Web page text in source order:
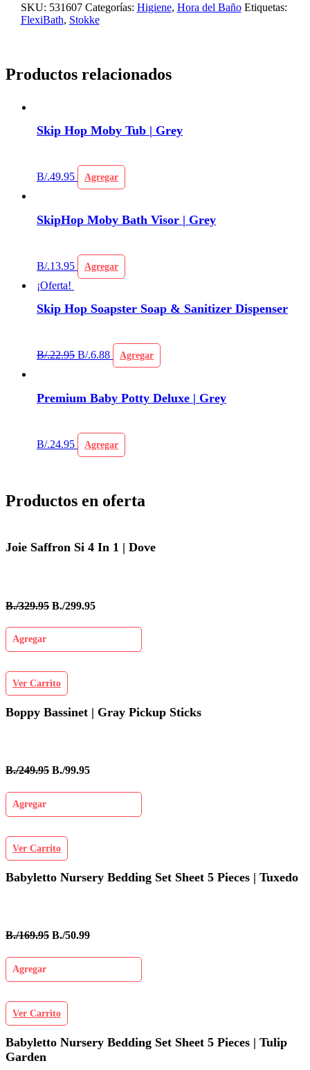
SKU: 531607 Categorías: Higiene, Hora del Baño Etiquetas:
FlexiBath, Stokke
Productos relacionados
Skip Hop Moby Tub | Grey
B/.49.95 Agregar
SkipHop Moby Bath Visor | Grey
B/.13.95 Agregar
¡Oferta!
Skip Hop Soapster Soap & Sanitizer Dispenser
B/.22.95 B/.6.88 Agregar
Premium Baby Potty Deluxe | Grey
B/.24.95 Agregar
Productos en oferta
Joie Saffron Si 4 In 1 | Dove
B./329.95 B./299.95
Agregar
Ver Carrito
Boppy Bassinet | Gray Pickup Sticks
B./249.95 B./99.95
Agregar
Ver Carrito
Babyletto Nursery Bedding Set Sheet 5 Pieces | Tuxedo
B./169.95 B./50.99
Agregar
Ver Carrito
Babyletto Nursery Bedding Set Sheet 5 Pieces | Tulip
Garden